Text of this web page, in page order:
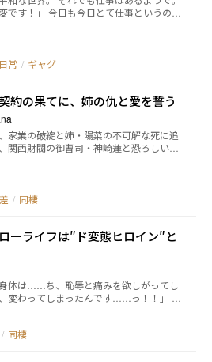
せてしまう。 そして、最終的に婚約破棄
一緒に没落してしまう運命だった。 そんな
すため、私はシナリオを変えていく。 穏
過ごす中で、私は「推し」への想いが、
恋へと変わっていくことに気づき……。
の物語。
今日とて仕事というのは
日常 / ギャグ
約の果てに、姉の仇と愛を誓う
家業の破綻と姉・陽菜の不可解な死に追
関西財閥の御曹司・神崎蓮と恐ろしい契
的。美月は懸命に夏子を演じるが、姉の
るうちに、夏子の死さえも単なる事故で
面を捨てて真相を暴いた時、蓮は自らの
面する。傷つけ合い、欺き合った二人
罪の果てに、本当の愛を見出すことがで
面と真実、憎しみと愛が交錯する、切
ブサスペンス。
/ 同棲
ーライフは″ド変態ヒロイン″と
身体は……ち、恥辱と痛みを欲しがってし
変わってしまったんです……っ！！」
によって粗雑に異世界転生させられた青
の先で出会ったのは、フィオと名乗る美
/ 同棲